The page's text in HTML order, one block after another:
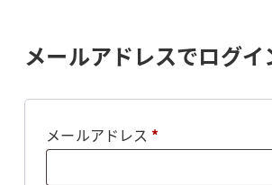
メールアドレスでログイ
メールアドレス *必